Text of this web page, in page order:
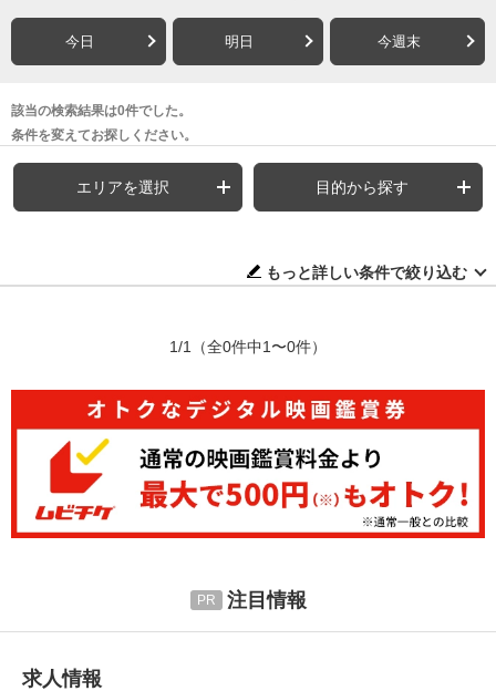
今日 明日 今週末
該当の検索結果は0件でした。
条件を変えてお探しください。
エリアを選択 目的から探す
もっと詳しい条件で絞り込む
1/1 （全0件中1〜0件）
注目情報
求人情報